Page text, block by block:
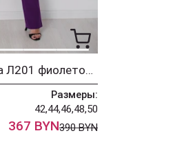
Костюм hOla_la Л201 фиолетовый
Размеры:
42,44,46,48,50
367 BYN390 BYN